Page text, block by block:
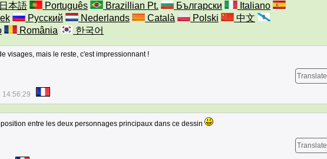
日本語 Português Brazillian Pt. Български
Italiano
Русский Nederlands Català Polski
中文
România 한국어
visages, mais le reste, c'est impressionnant !
Translate
14:56:29
entre les deux personnages principaux dans ce dessin
Translate